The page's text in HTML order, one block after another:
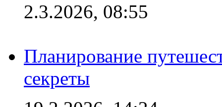
2.3.2026, 08:55
Планирование
секреты